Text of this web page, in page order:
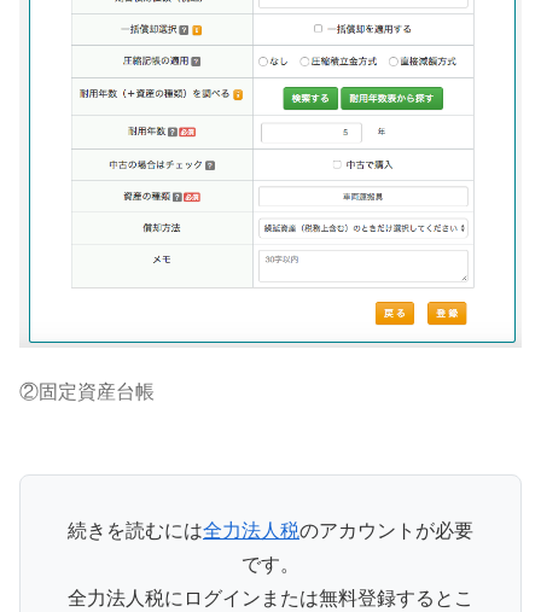
②固定資産台帳
続きを読むには全力法人税のアカウントが必要
です。
全力法人税にログインまたは無料登録するとこ